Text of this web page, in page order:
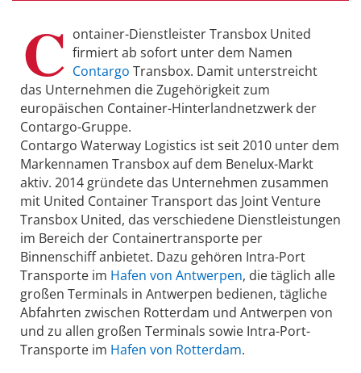
C ontainer-Dienstleister Transbox United
firmiert ab sofort unter dem Namen
Contargo Transbox. Damit unterstreicht
das Unternehmen die Zugehörigkeit zum
europäischen Container-Hinterlandnetzwerk der
Contargo-Gruppe.
Contargo Waterway Logistics ist seit 2010 unter dem
Markennamen Transbox auf dem Benelux-Markt
aktiv. 2014 gründete das Unternehmen zusammen
mit United Container Transport das Joint Venture
Transbox United, das verschiedene Dienstleistungen
im Bereich der Containertransporte per
Binnenschiff anbietet. Dazu gehören Intra-Port
Transporte im Hafen von Antwerpen, die täglich alle
großen Terminals in Antwerpen bedienen, tägliche
Abfahrten zwischen Rotterdam und Antwerpen von
und zu allen großen Terminals sowie Intra-Port-
Transporte im Hafen von Rotterdam.